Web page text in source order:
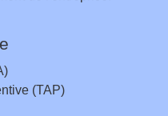
(TAP)